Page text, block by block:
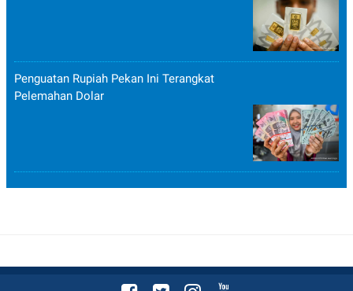
Penguatan Rupiah Pekan Ini Terangkat
Pelemahan Dolar